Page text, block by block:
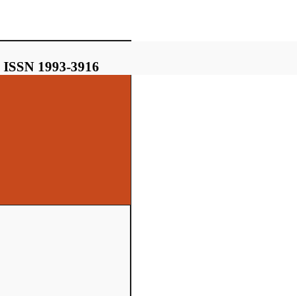
ISSN 1993-3916